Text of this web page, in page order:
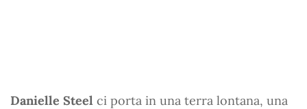
Danielle Steel ci porta in una terra lontana, una